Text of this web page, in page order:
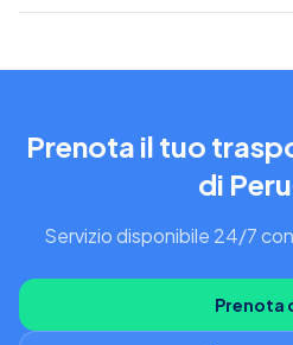
Prenota il tuo
di
Servizio disponibile 24/7
Prenota